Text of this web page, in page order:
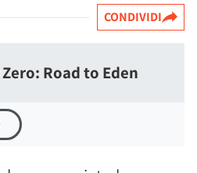
CONDIVIDI
Road to Eden